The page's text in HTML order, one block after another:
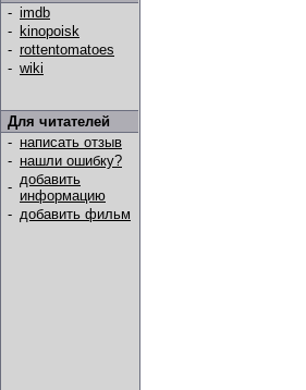
- imdb
- kinopoisk
- rottentomatoes
- wiki
Для читателей
- написать отзыв
- нашли ошибку?
- добавить
информацию
- добавить фильм